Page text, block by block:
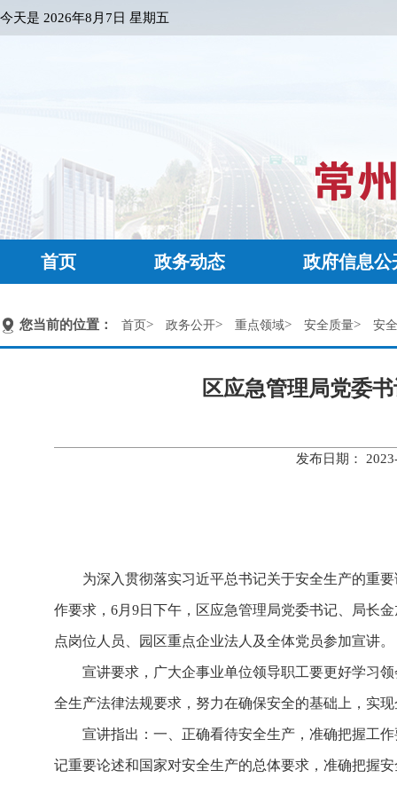
今天是 2026年8月7日 星期五
首页 政务动态 政府信息公
您当前的位置： 首页> 政务公开> 重点领域> 安全质量> 安
区应急管理局党委
发布日期：
为深入贯彻落实习近平总书记关于安全生产的重
作要求，6月9日下午，区应急管理局党委书记、局长
点岗位人员、园区重点企业法人及全体党员参加宣讲。
宣讲要求，广大企事业单位领导职工要更好学习
全生产法律法规要求，努力在确保安全的基础上，实
宣讲指出：一、正确看待安全生产，准确把握工
记重要论述和国家对安全生产的总体要求，准确把握